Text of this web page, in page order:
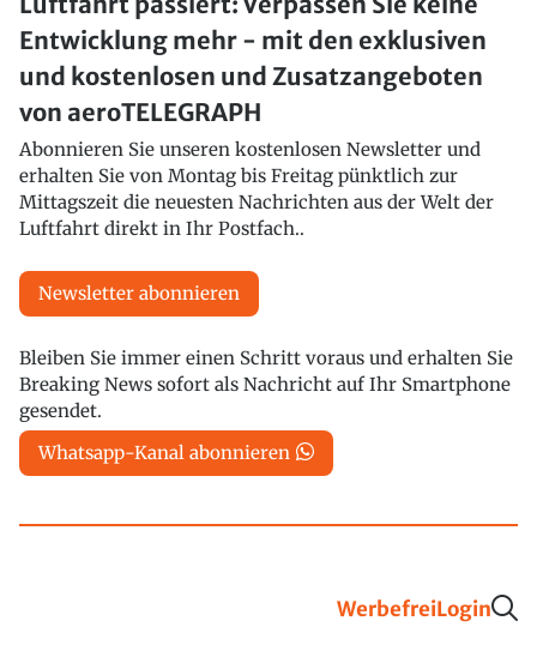
Entwicklung mehr - mit den exklusiven
und kostenlosen und Zusatzangeboten
von aeroTELEGRAPH
Abonnieren Sie unseren kostenlosen Newsletter und
erhalten Sie von Montag bis Freitag pünktlich zur
Mittagszeit die neuesten Nachrichten aus der Welt der
Luftfahrt direkt in Ihr Postfach..
Newsletter abonnieren
Bleiben Sie immer einen Schritt voraus und erhalten Sie
Breaking News sofort als Nachricht auf Ihr Smartphone
gesendet.
Whatsapp-Kanal abonnieren
WerbefreiLogin